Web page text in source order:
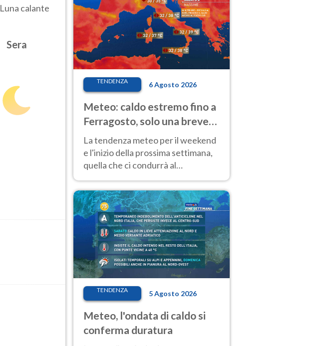
Luna calante
Sera
TENDENZA 6 Agosto 2026
Meteo: caldo estremo fino a
Ferragosto, solo una breve
pausa. Ecco dove
La tendenza meteo per il weekend
e l'inizio della prossima settimana,
quella che ci condurrà al
temperature molto elevate
TENDENZA 5 Agosto 2026
Meteo, l'ondata di caldo si
conferma duratura